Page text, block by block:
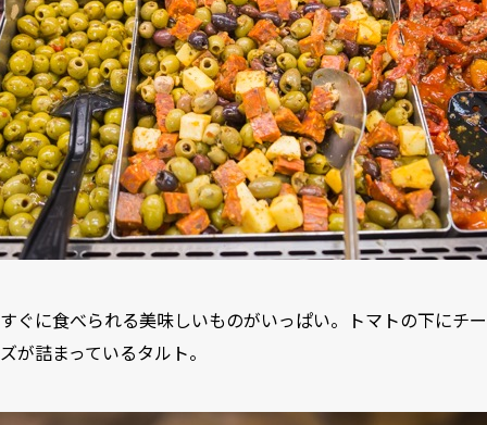
すぐに食べられる美味しいものがいっぱい。トマトの下にチー
ズが詰まっているタルト。